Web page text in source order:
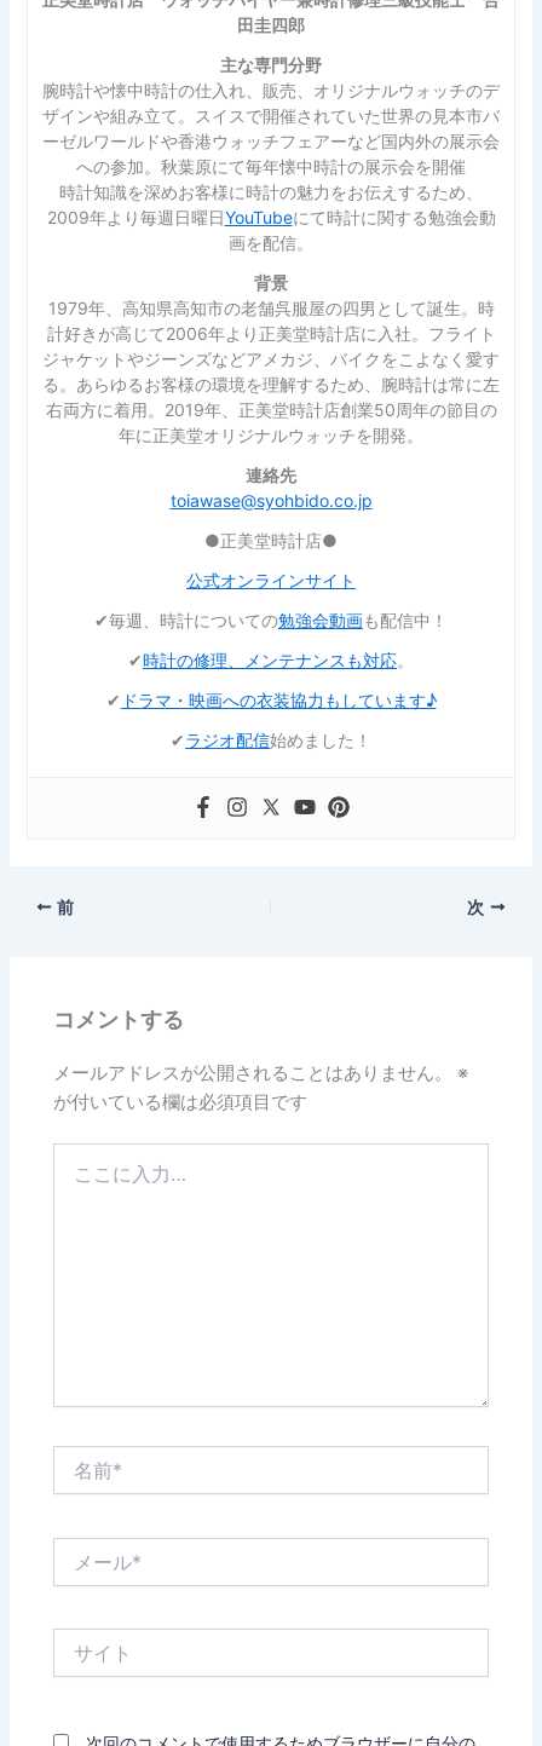
田圭四郎
主な専門分野
腕時計や懐中時計の仕入れ、販売、オリジナルウォッチのデ
ザインや組み立て。スイスで開催されていた世界の見本市バ
ーゼルワールドや香港ウォッチフェアーなど国内外の展示会
への参加。秋葉原にて毎年懐中時計の展示会を開催
時計知識を深めお客様に時計の魅力をお伝えするため、
2009年より毎週日曜日YouTubeにて時計に関する勉強会動
画を配信。
背景
1979年、高知県高知市の老舗呉服屋の四男として誕生。時
計好きが高じて2006年より正美堂時計店に入社。フライト
ジャケットやジーンズなどアメカジ、バイクをこよなく愛す
る。あらゆるお客様の環境を理解するため、腕時計は常に左
右両方に着用。2019年、正美堂時計店創業50周年の節目の
年に正美堂オリジナルウォッチを開発。
連絡先
toiawase@syohbido.co.jp
●正美堂時計店●
公式オンラインサイト
✔︎毎週、時計についての勉強会動画も配信中！
✔︎時計の修理、メンテナンスも対応。
✔︎ ドラマ・映画への衣装協力もしています♪
✔︎ラジオ配信始めました！
前 次
コメントする
メールアドレスが公開されることはありません。
※
が付いている欄は必須項目です